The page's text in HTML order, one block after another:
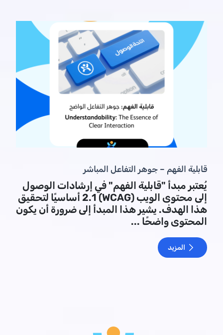
قابلية الفهم – جوهر التفاعل المباشر
يُعتبر مبدأ "قابلية الفهم" في إرشادات الوصول
إلى محتوى الويب (WCAG) 2.1 أساسيًا لتحقيق
هذا الهدف. يشير هذا المبدأ إلى ضرورة أن يكون
المحتوى واضحًا ...
المزيد